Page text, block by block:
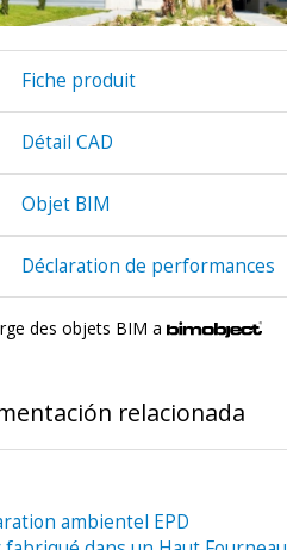
Fiche produit
Détail CAD
Objet BIM
Déclaration de performances
des objets BIM a
relacionada
ambientel EPD